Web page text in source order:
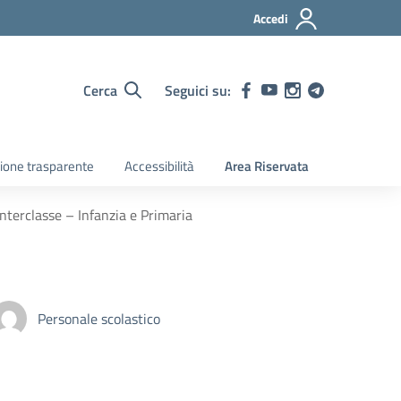
Accedi
Cerca Seguici su:
trasparente Accessibilità Area Riservata
– Infanzia e Primaria
Personale scolastico